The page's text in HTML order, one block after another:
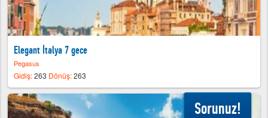
Elegant İtalya 7 gece
Pegasus
Gidiş:263 Dönüş:263
Sorunuz!